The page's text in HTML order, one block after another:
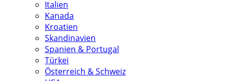
Italien
Kanada
Kroatien
Skandinavien
Spanien & Portugal
Türkei
Österreich & Schweiz